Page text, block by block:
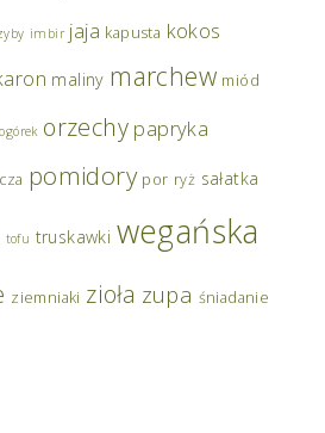
imbir jaja kapusta kokos
maliny marchew miód
ogórek orzechy papryka
pomidory por ryż sałatka
tofu truskawki wegańska
ziemniaki zioła zupa śniadanie